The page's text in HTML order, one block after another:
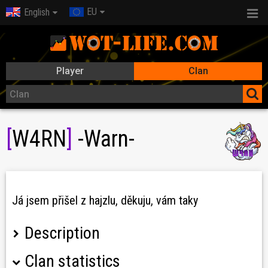
English EU
Player Clan
W4RN -Warn-
Já jsem přišel z hajzlu, děkuju, vám taky
Description
Jsme klan do kterého přišlo několik hráčů s kompetetivní
Clan statistics